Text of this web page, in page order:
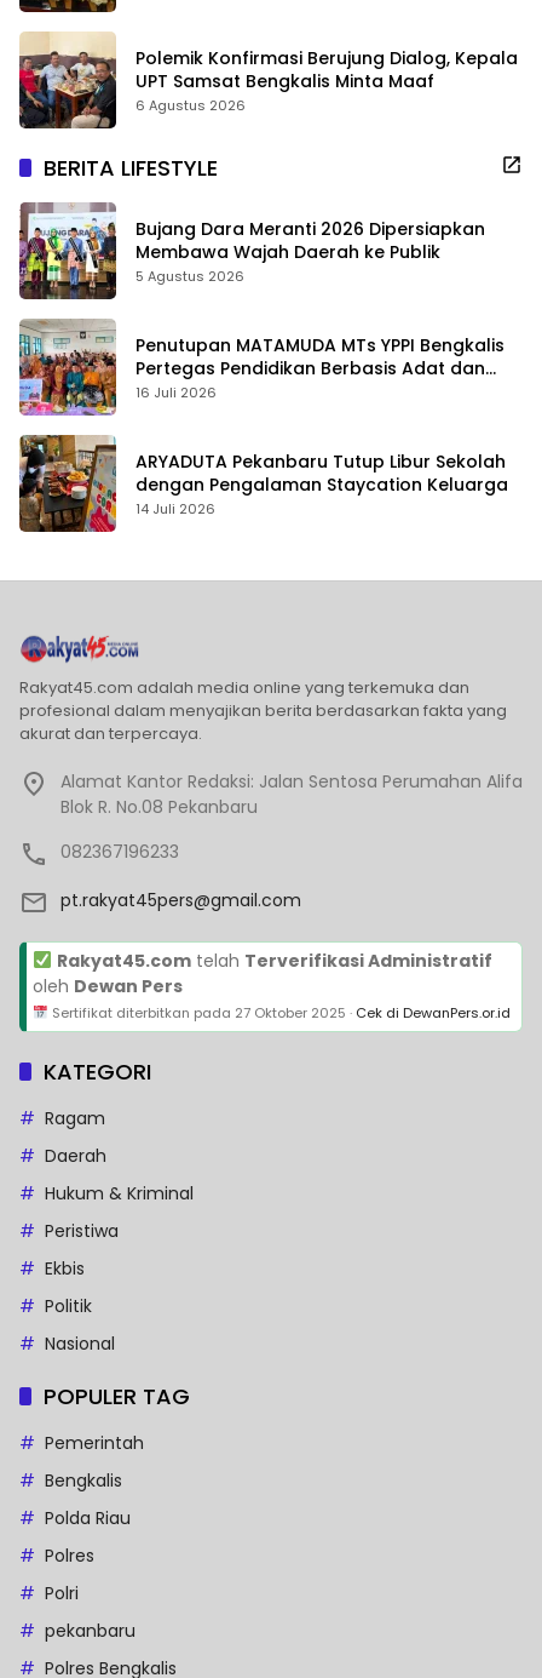
Polemik Konfirmasi Berujung Dialog, Kepala
UPT Samsat Bengkalis Minta Maaf
6 Agustus 2026
BERITA LIFESTYLE
Bujang Dara Meranti 2026 Dipersiapkan
Membawa Wajah Daerah ke Publik
5 Agustus 2026
Penutupan MATAMUDA MTs YPPI Bengkalis
Pertegas Pendidikan Berbasis Adat dan
Karakter
16 Juli 2026
ARYADUTA Pekanbaru Tutup Libur Sekolah
dengan Pengalaman Staycation Keluarga
14 Juli 2026
Rakyat45.com adalah media online yang terkemuka dan
profesional dalam menyajikan berita berdasarkan fakta yang
akurat dan terpercaya.
Alamat Kantor Redaksi: Jalan Sentosa Perumahan Alifa
Blok R. No.08 Pekanbaru
082367196233
pt.rakyat45pers@gmail.com
Rakyat45.comtelah Terverifikasi Administratif
oleh Dewan Pers
Sertifikat diterbitkan pada 27 Oktober 2025 · Cek di DewanPers.or.id
KATEGORI
Ragam
Daerah
Hukum & Kriminal
Peristiwa
Ekbis
Politik
Nasional
POPULER TAG
Pemerintah
Bengkalis
Polda Riau
Polres
Polri
pekanbaru
Polres Bengkalis